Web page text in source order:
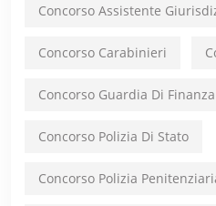
Concorso Assistente
Concorso Carabinieri
Concorso Guardia Di Finanza
Concorso Polizia Di Stato
Concorso Polizia